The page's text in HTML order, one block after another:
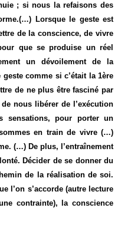
; si nous la refaisons des
Lorsque le geste est
de la conscience, de vivre
que se produise un réel
un dévoilement de la
comme si c’était la 1ère
de ne plus être fasciné par
nous libérer de l’exécution
sensations, pour porter un
en train de vivre (…)
(…) De plus, l’entraînement
Décider de se donner du
de la réalisation de soi.
l’on s’accorde (autre lecture
contrainte), la conscience